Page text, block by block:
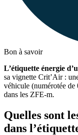
Bon à savoir
L’étiquette énergie
sa vignette Crit’Air :
véhicule (numérotée
dans les ZFE-m.
Quelles sont
dans